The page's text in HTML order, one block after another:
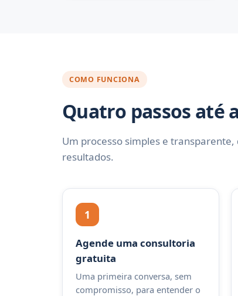
COMO FUNCIONA
Quatro passos até
Um processo simples e
resultados.
1
Agende uma consultoria
gratuita
Uma primeira conversa, sem
compromisso, para entender o